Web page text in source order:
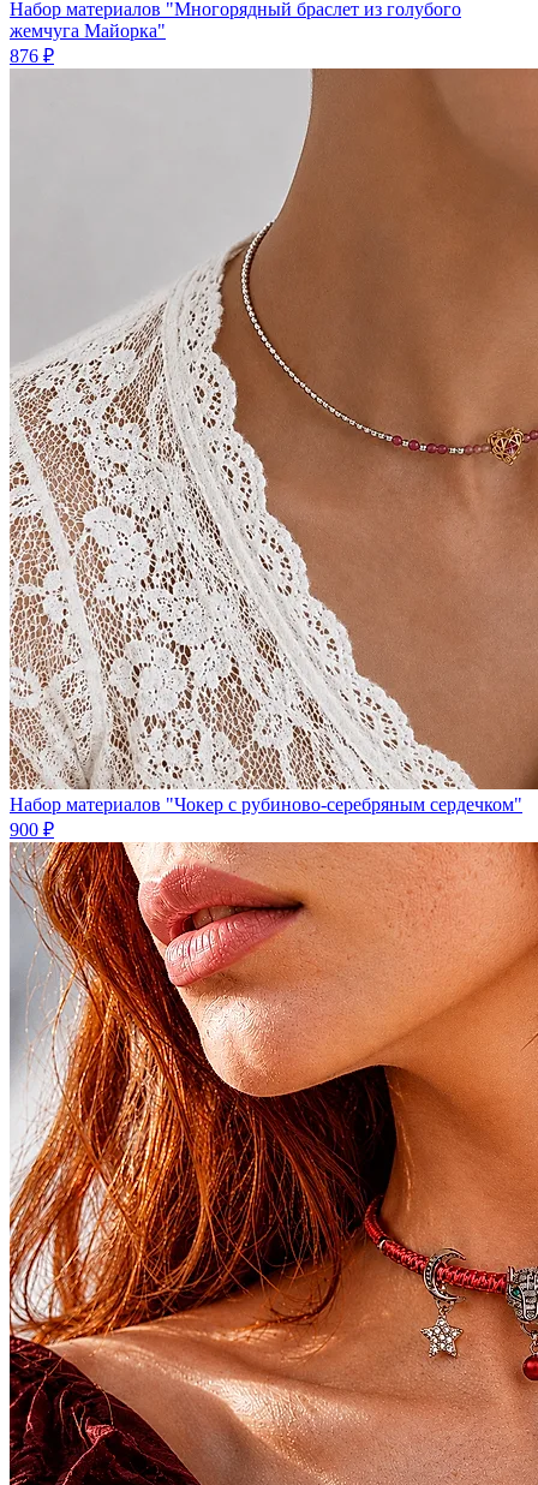
Набор материалов "Многорядный браслет из голубого
жемчуга Майорка"
876 ₽
Набор материалов "Чокер с рубиново-серебряным сердечком"
900 ₽